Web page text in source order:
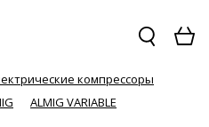
компрессоры
ALMIG VARIABLE